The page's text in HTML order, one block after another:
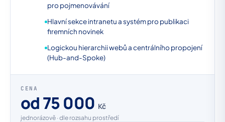
pro pojmenovávání
Hlavní sekce intranetu a systém pro publikaci
firemních novinek
Logickou hierarchii webů a centrálního propojení
(Hub-and-Spoke)
CENA
od 75 000 Kč
jednorázově · dle rozsahu prostředí